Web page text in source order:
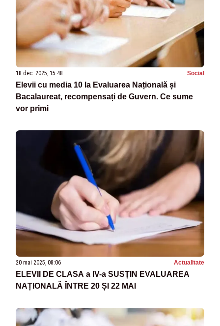
18 dec. 2025, 15:48 Social
Elevii cu media 10 la Evaluarea Națională și
Bacalaureat, recompensați de Guvern. Ce sume
vor primi
20 mai 2025, 08:06 Actualitate
ELEVII DE CLASA a IV-a SUSȚIN EVALUAREA
NAȚIONALĂ ÎNTRE 20 ȘI 22 MAI